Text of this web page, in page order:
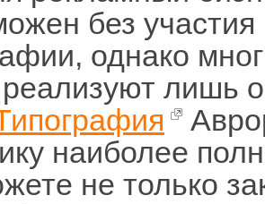
без участия
однако
лишь
наиболее
не только